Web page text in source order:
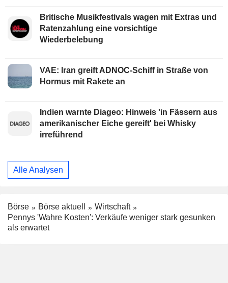
Britische Musikfestivals wagen mit Extras und
Ratenzahlung eine vorsichtige
Wiederbelebung
VAE: Iran greift ADNOC-Schiff in Straße von
Hormus mit Rakete an
Indien warnte Diageo: Hinweis 'in Fässern aus
amerikanischer Eiche gereift' bei Whisky
irreführend
Alle Analysen
Börse Börse aktuell
Wirtschaft
Pennys 'Wahre Kosten': Verkäufe weniger stark gesunken
als erwartet